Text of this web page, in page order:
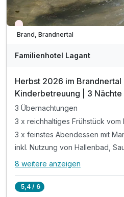
Wieder frei ab Oktober
Brand, Brandnertal
Familienhotel Lagant
Herbst 2026 im
Kinderbetreuung | 3 Nächte
3 Übernachtungen
3 x reichhaltiges Frühstück vom
3 x feinstes Abendessen mit
inkl. Nutzung von Hallenbad,
Alle Inklusivleistungen
8 weitere anzeigen
5,4 / 6